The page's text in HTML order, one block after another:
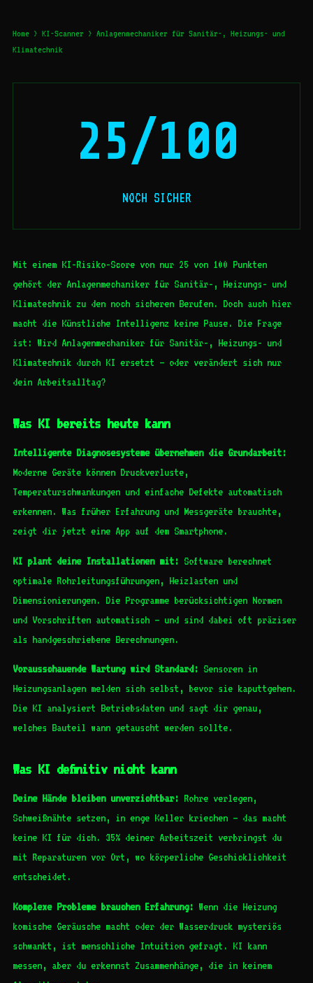
Home > KI-Scanner > Anlagenmechaniker für Sanitär-, Heizungs- und
Klimatechnik
25/100
NOCH SICHER
Mit einem KI-Risiko-Score von nur 25 von 100 Punkten
gehört der Anlagenmechaniker für Sanitär-, Heizungs- und
Klimatechnik zu den noch sicheren Berufen. Doch auch hier
macht die Künstliche Intelligenz keine Pause. Die Frage
ist: Wird Anlagenmechaniker für Sanitär-, Heizungs- und
Klimatechnik durch KI ersetzt – oder verändert sich nur
dein Arbeitsalltag?
Was KI bereits heute kann
Intelligente Diagnosesysteme übernehmen die Grundarbeit:
Moderne Geräte können Druckverluste,
Temperaturschwankungen und einfache Defekte automatisch
erkennen. Was früher Erfahrung und Messgeräte brauchte,
zeigt dir jetzt eine App auf dem Smartphone.
KI plant deine Installationen mit: Software berechnet
optimale Rohrleitungsführungen, Heizlasten und
Dimensionierungen. Die Programme berücksichtigen Normen
und Vorschriften automatisch – und sind dabei oft präziser
als handgeschriebene Berechnungen.
Vorausschauende Wartung wird Standard: Sensoren in
Heizungsanlagen melden sich selbst, bevor sie kaputtgehen.
Die KI analysiert Betriebsdaten und sagt dir genau,
welches Bauteil wann getauscht werden sollte.
Was KI definitiv nicht kann
Deine Hände bleiben unverzichtbar: Rohre verlegen,
Schweißnähte setzen, in enge Keller kriechen – das macht
keine KI für dich. 35% deiner Arbeitszeit verbringst du
mit Reparaturen vor Ort, wo körperliche Geschicklichkeit
entscheidet.
Komplexe Probleme brauchen Erfahrung: Wenn die Heizung
komische Geräusche macht oder der Wasserdruck mysteriös
schwankt, ist menschliche Intuition gefragt. KI kann
messen, aber du erkennst Zusammenhänge, die in keinem